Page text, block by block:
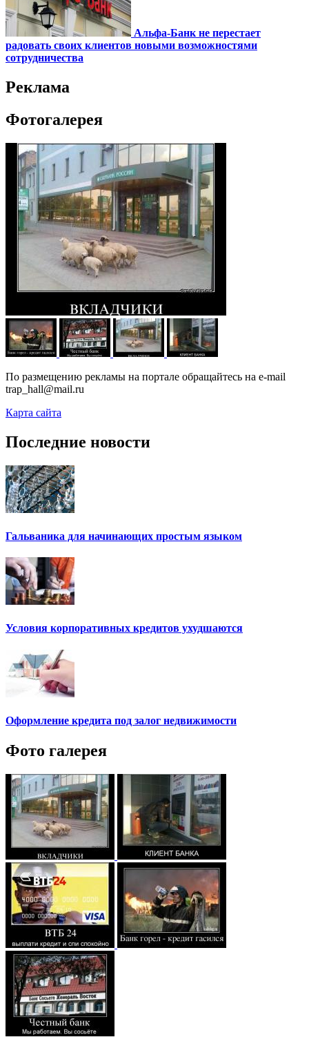
Альфа-Банк не перестает
радовать своих клиентов новыми возможностями
сотрудничества
Реклама
Фотогалерея
По размещению рекламы на портале обращайтесь на e-mail
trap_hall@mail.ru
Карта сайта
Последние новости
Гальваника для начинающих простым языком
Условия корпоративных кредитов ухудшаются
Оформление кредита под залог недвижимости
Фото галерея